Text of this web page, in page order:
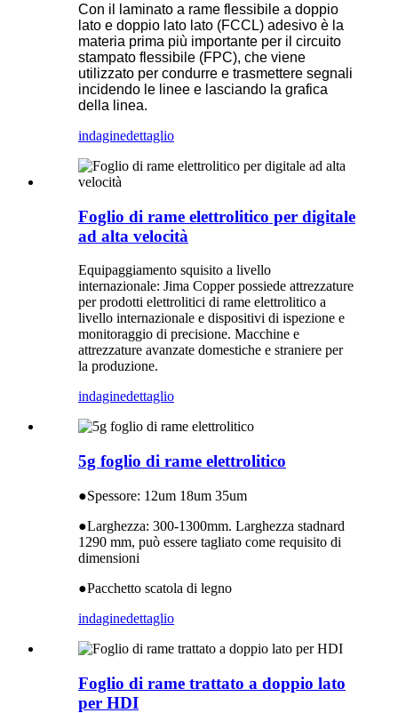
Con il laminato a rame flessibile a doppio
lato e doppio lato lato (FCCL) adesivo è la
materia prima più importante per il circuito
stampato flessibile (FPC), che viene
utilizzato per condurre e trasmettere segnali
incidendo le linee e lasciando la grafica
della linea.
indaginedettaglio
Foglio di rame elettrolitico per digitale
ad alta velocità
Equipaggiamento squisito a livello
internazionale: Jima Copper possiede attrezzature
per prodotti elettrolitici di rame elettrolitico a
livello internazionale e dispositivi di ispezione e
monitoraggio di precisione. Macchine e
attrezzature avanzate domestiche e straniere per
la produzione.
indaginedettaglio
5g foglio di rame elettrolitico
●Spessore: 12um 18um 35um
●Larghezza: 300-1300mm. Larghezza stadnard
1290 mm, può essere tagliato come requisito di
dimensioni
●Pacchetto scatola di legno
indaginedettaglio
Foglio di rame trattato a doppio lato
per HDI